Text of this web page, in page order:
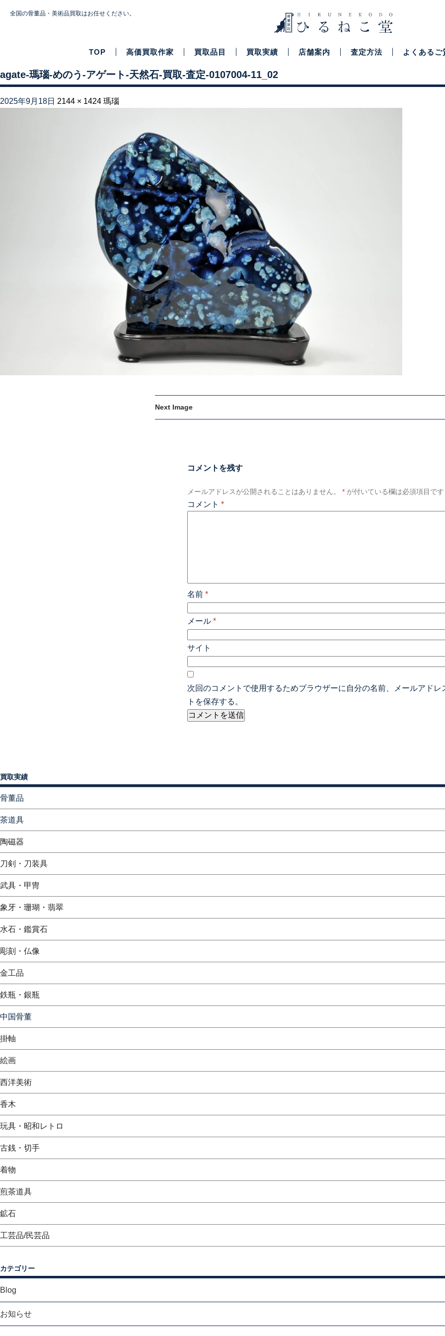
全国の骨董品・美術品買取はお任せください。
TOP 高価買取作家 買取品目 買取実績 店舗案内 査定方法 よくあるご
agate-瑪瑙-めのう-アゲート-天然石-買取-査定-0107004-11_02
2025年9月18日 2144 × 1424 瑪瑙
Next Image
コメントを残す
メールアドレスが公開されることはありません。 * が付いている欄は必須項目です
コメント *
名前 *
メール *
サイト
次回のコメントで使用するためブラウザーに自分の名前、メールアドレ
トを保存する。
買取実績
骨董品
茶道具
陶磁器
刀剣・刀装具
武具・甲冑
象牙・珊瑚・翡翠
水石・鑑賞石
彫刻・仏像
金工品
鉄瓶・銀瓶
中国骨董
掛軸
絵画
西洋美術
香木
玩具・昭和レトロ
古銭・切手
着物
煎茶道具
鉱石
工芸品/民芸品
カテゴリー
Blog
お知らせ